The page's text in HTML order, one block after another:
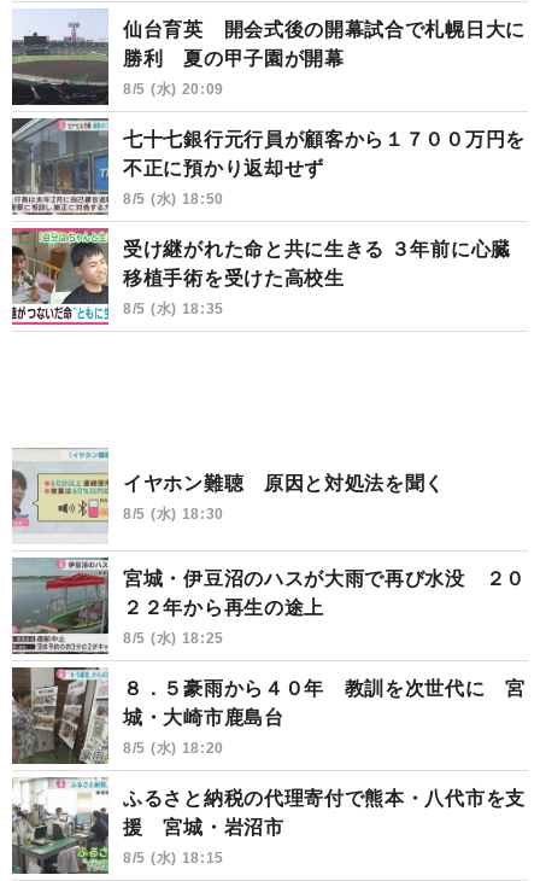
仙台育英 開会式後の開幕試合で札幌日大に
勝利 夏の甲子園が開幕
8/5 (水) 20:09
七十七銀行元行員が顧客から１７００万円を
不正に預かり返却せず
8/5 (水) 18:50
受け継がれた命と共に生きる ３年前に心臓
移植手術を受けた高校生
8/5 (水) 18:35
イヤホン難聴 原因と対処法を聞く
8/5 (水) 18:30
宮城・伊豆沼のハスが大雨で再び水没 ２０
２２年から再生の途上
8/5 (水) 18:25
８．５豪雨から４０年 教訓を次世代に 宮
城・大崎市鹿島台
8/5 (水) 18:20
ふるさと納税の代理寄付で熊本・八代市を支
援 宮城・岩沼市
8/5 (水) 18:15